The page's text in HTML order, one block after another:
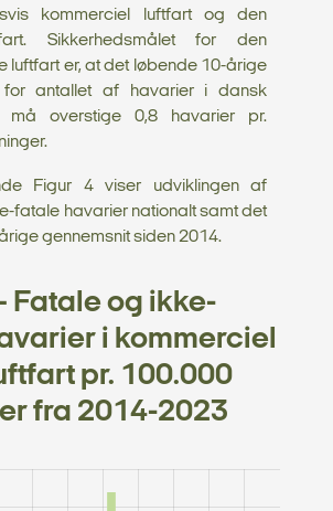
kommerciel luftfart og den
Sikkerhedsmålet for den
luftfart er, at det løbende 10-årige
for antallet af havarier i dansk
må overstige 0,8 havarier pr.
Figur 4 viser udviklingen af
fatale havarier nationalt samt det
gennemsnit siden 2014.
Fatale og ikke-
i kommerciel
pr. 100.000
fra 2014-2023